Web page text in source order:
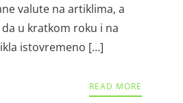
valute na artiklima, a
u kratkom roku i na
istovremeno […]
READ MORE